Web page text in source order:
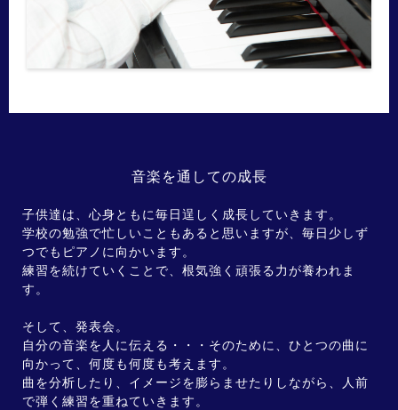
音楽を通しての成長
子供達は、心身ともに毎日逞しく成長していきます。
学校の勉強で忙しいこともあると思いますが、毎日少しず
つでもピアノに向かいます。
練習を続けていくことで、根気強く頑張る力が養われま
す。
そして、発表会。
自分の音楽を人に伝える・・・そのために、ひとつの曲に
向かって、何度も何度も考えます。
曲を分析したり、イメージを膨らませたりしながら、人前
で弾く練習を重ねていきます。